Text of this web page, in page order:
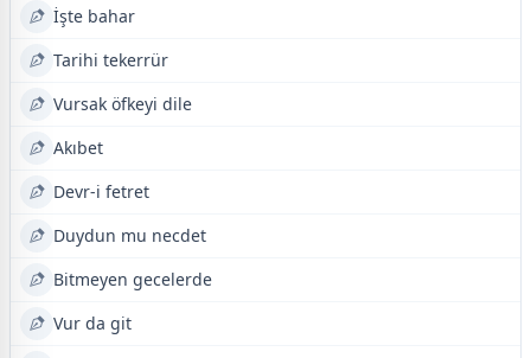
İşte bahar
Tarihi tekerrür
Vursak öfkeyi dile
Akıbet
Devr-i fetret
Duydun mu necdet
Bitmeyen gecelerde
Vur da git